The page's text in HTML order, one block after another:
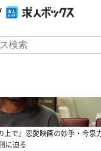
上で』恋愛映画の妙手・今泉
に迫る